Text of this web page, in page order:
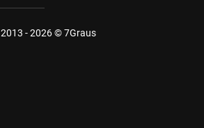
2013 - 2026 ©7Graus